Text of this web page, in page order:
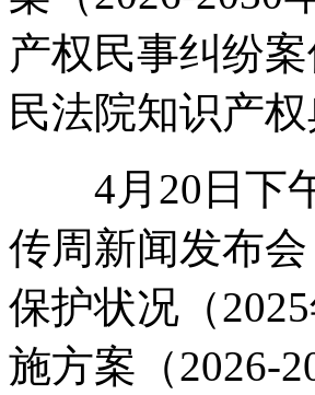
产权民事纠纷
民法院知识产
4月20日下午
传周新闻发布
保护状况（
施方案（2026-